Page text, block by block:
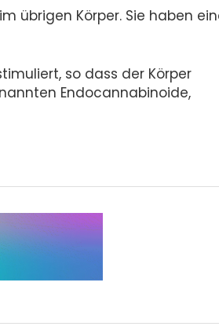
übrigen Körper. Sie haben
so dass der Körper
Endocannabinoide,